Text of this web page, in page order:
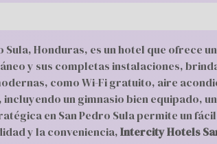
Sula, Honduras, es un hotel que ofrece
y sus completas instalaciones,
como Wi-Fi gratuito, aire
un gimnasio bien equipado,
en San Pedro Sula permite un
y la conveniencia,Intercity Hotels